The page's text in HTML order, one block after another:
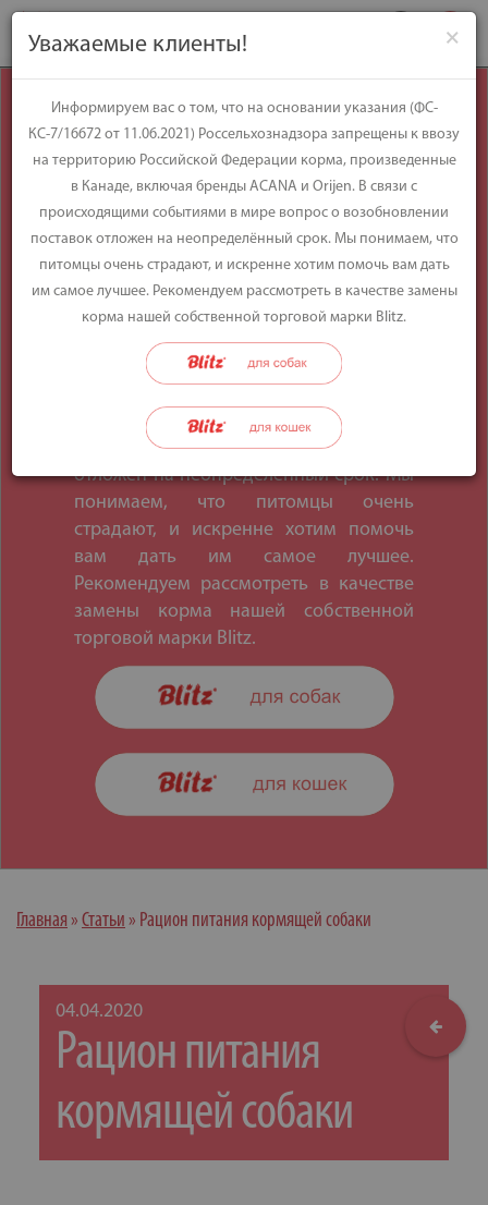
Уважаемые
клиенты!
Информируем вас о том, что на
основании указания (ФС-КС-7/16672 от
11.06.2021) Россельхознадзора
запрещены к ввозу на территорию
Российской Федерации корма,
произведенные в Канаде, включая
происходящими событиями в мире
вопрос о возобновлении поставок
отложен на неопределённый срок. Мы
понимаем, что питомцы очень
страдают, и искренне хотим помочь
вам дать им самое лучшее.
Рекомендуем рассмотреть в качестве
замены корма нашей собственной
торговой марки Blitz.
Главная » Статьи » Рацион питания кормящей собаки
04.04.2020
Рацион питания
кормящей собаки
×
Уважаемые клиенты!
Информируем вас о том, что на основании указания (ФС-
КС-7/16672 от 11.06.2021) Россельхознадзора запрещены к ввозу
на территорию Российской Федерации корма, произведенные
в Канаде, включая бренды ACANA и Orijen. В связи с
происходящими событиями в мире вопрос о возобновлении
поставок отложен на неопределённый срок. Мы понимаем, что
питомцы очень страдают, и искренне хотим помочь вам дать
им самое лучшее. Рекомендуем рассмотреть в качестве замены
корма нашей собственной торговой марки Blitz.